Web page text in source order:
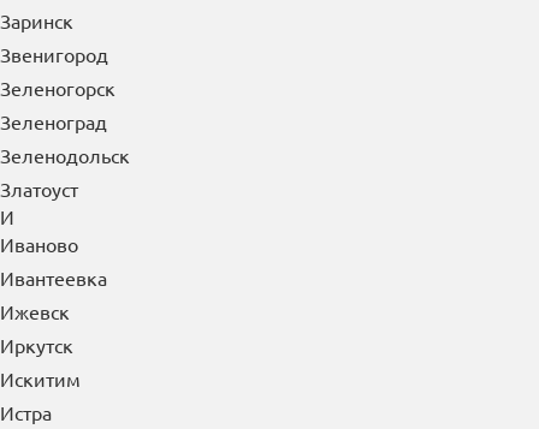
Заринск
Звенигород
Зеленогорск
Зеленоград
Зеленодольск
Златоуст
И
Иваново
Ивантеевка
Ижевск
Иркутск
Искитим
Истра